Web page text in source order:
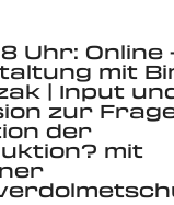
Uhr: Online
mit
| Input
zur
der
mit